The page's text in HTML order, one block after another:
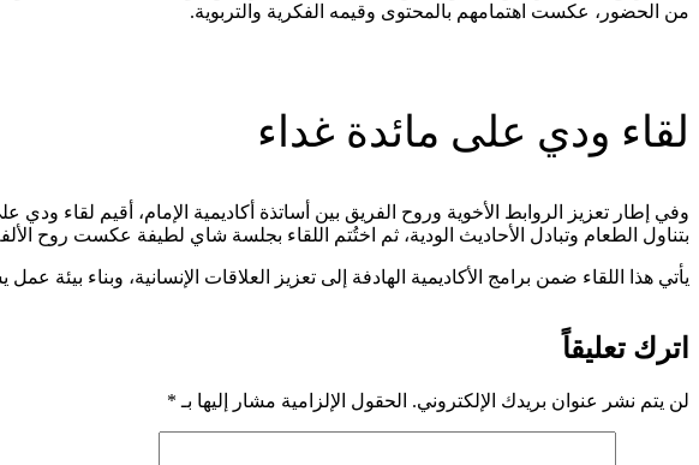
من الحضور، عكست اهتمامهم بالمحتوى وقيمه الفكرية والتربوية.
لقاء ودي على مائدة غداء
وفي إطار تعزيز الروابط الأخوية وروح الفريق بين أساتذة أكاديمية الإمام، أقيم لقاء
بتناول الطعام وتبادل الأحاديث الودية، ثم اختُتم اللقاء بجلسة شاي لطيفة عكست روح
يأتي هذا اللقاء ضمن برامج الأكاديمية الهادفة إلى تعزيز العلاقات الإنسانية، وبناء بيئة
اترك تعليقاً
لن يتم نشر عنوان بريدك الإلكتروني. الحقول الإلزامية مشار إليها بـ *